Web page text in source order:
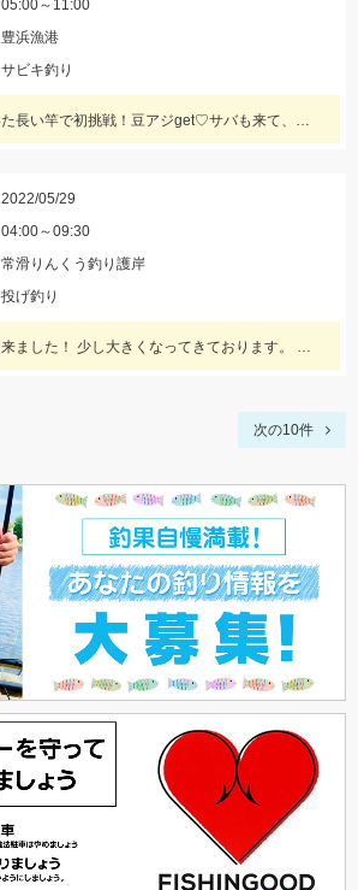
05:00～11:00
豊浜漁港
サビキ釣り
朝マズメ、頂いた長い竿で初挑戦！豆アジget♡サバも来て、入れ食い状態最高～！(笑) サイズ小さいから調理大変ですｗｗｗ
2022/05/29
04:00～09:30
常滑りんくう釣り護岸
投げ釣り
またまた行って来ました！ 少し大きくなってきております。 数が釣れるので楽しいですよ！
次の10件